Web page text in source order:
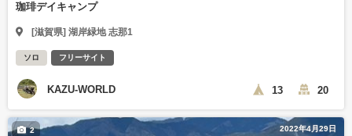
珈琲デイキャンプ
[滋賀県] 湖岸緑地 志那1
ソロ フリーサイト
KAZU-WORLD 13 20
2022年4月29日
2